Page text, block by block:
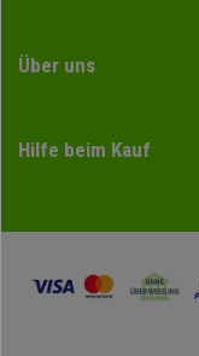
Über uns
Hilfe beim Kauf